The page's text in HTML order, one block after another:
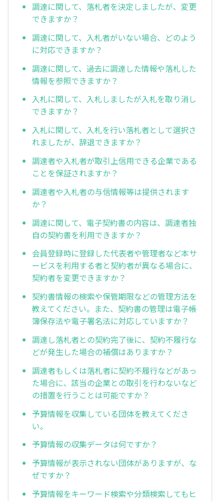
調達に関して、落札者を決定しましたが、変更
できますか？
調達に関して、入札者がいない場合、どのよう
に対応できますか？
調達に関して、過去に調達した情報や落札した
情報を参照できますか？
入札に関して、入札しましたが入札を取り消し
できますか？
入札に関して、入札を行い落札者として選択さ
れましたが、辞退できますか？
調達者や入札者が取引上信用できる企業である
ことを保証されますか？
調達者や入札者の与信情報等は提供されます
か？
調達に関して、電子契約書の内容は、調達者独
自の契約書を利用できますか？
会員登録時に登録した代表者や管理者など本サ
ービスを利用する者と契約者が異なる場合に、
契約者を変更できますか？
契約書情報の検索や保管期限などの管理方法を
教えてください。また、契約書の管理は電子帳
簿保存法や電子署名法に対応していますか？
調達し落札者との契約完了後に、契約不履行な
どが発生した場合の補償はありますか？
調達者もしくは落札者に契約不履行などがあっ
た場合に、該当の企業との取引を行わないなど
の措置を行うことは可能ですか？
予算情報を収集している団体を教えてくださ
い。
予算情報の収集データは何ですか？
予算情報が表示されない団体がありますが、な
ぜですか？
予算情報をキーワード検索や分類検索してもヒ